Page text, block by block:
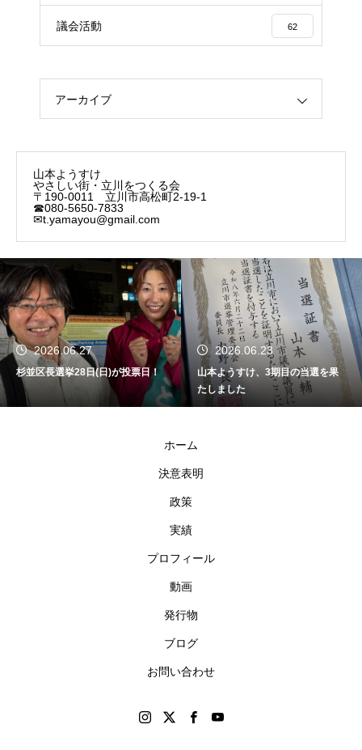
議会活動 62
アーカイブ
山本ようすけ
やさしい街・立川をつくる会
〒190-0011 立川市高松町2-19-1
☎080-5650-7833
✉t.yamayou@gmail.com
2026.06.27
杉並区長選挙28日(日)が投票日！
2026.06.23
山本ようすけ、3期目の当選を果
たしました
ホーム
決意表明
政策
実績
プロフィール
動画
発行物
ブログ
お問い合わせ